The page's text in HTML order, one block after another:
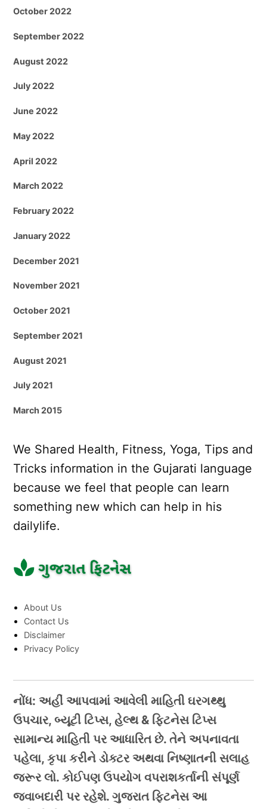
October 2022
September 2022
August 2022
July 2022
June 2022
May 2022
April 2022
March 2022
February 2022
January 2022
December 2021
November 2021
October 2021
September 2021
August 2021
July 2021
March 2015
We Shared Health, Fitness, Yoga, Tips and
Tricks information in the Gujarati language
because we feel that people can learn
something new which can help in his
dailylife.
About Us
Contact Us
Disclaimer
Privacy Policy
નોંધ: અહીં આપવામાં આવેલી માહિતી ઘરગથ્થુ
ઉપચાર, બ્યૂટી ટિપ્સ, હેલ્થ & ફિટનેસ ટિપ્સ
સામાન્ય માહિતી પર આધારિત છે. તેને અપનાવતા
પહેલા, કૃપા કરીને ડોક્ટર અથવા નિષ્ણાતની સલાહ
જરૂર લો. કોઈપણ ઉપયોગ વપરાશકર્તાની સંપૂર્ણ
જવાબદારી પર રહેશે. ગુજરાત ફિટનેસ આ